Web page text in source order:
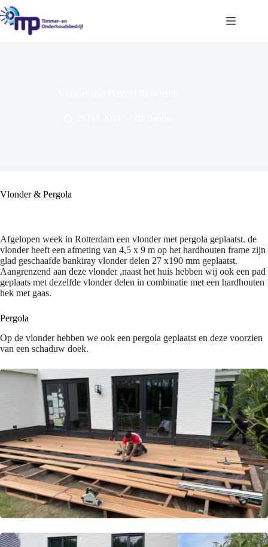
Ga
naar
de
Vlonder & Pergola
Afgelopen week in Rotterdam een vlonder met pergola geplaatst. de
vlonder heeft een afmeting van 4,5 x 9 m op het hardhouten frame zijn
glad geschaafde bankiray vlonder delen 27 x190 mm geplaatst.
Aangrenzend aan deze vlonder ,naast het huis hebben wij ook een pad
geplaats met dezelfde vlonder delen in combinatie met een hardhouten
hek met gaas.
Pergola
Op de vlonder hebben we ook een pergola geplaatst en deze voorzien
van een schaduw doek.